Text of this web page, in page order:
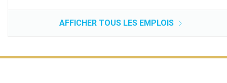
AFFICHER TOUS LES EMPLOIS